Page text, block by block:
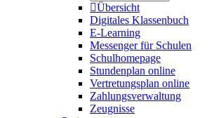
Übersicht
Digitales Klassenbuch
E-Learning
Messenger für Schulen
Schulhomepage
Stundenplan online
Vertretungsplan online
Zahlungsverwaltung
Zeugnisse